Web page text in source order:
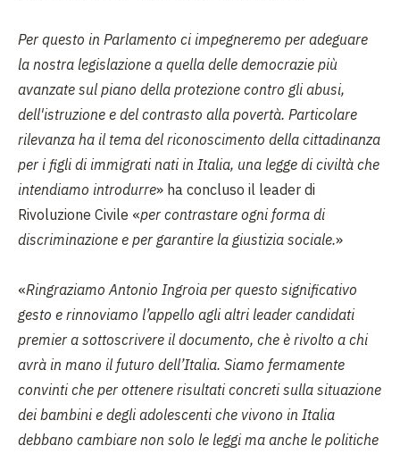
Per questo in Parlamento ci impegneremo per adeguare
la nostra legislazione a quella delle democrazie più
avanzate sul piano della protezione contro gli abusi,
dell'istruzione e del contrasto alla povertà. Particolare
rilevanza ha il tema del riconoscimento della cittadinanza
per i figli di immigrati nati in Italia, una legge di civiltà che
intendiamo introdurre» ha concluso il leader di
Rivoluzione Civile «per contrastare ogni forma di
discriminazione e per garantire la giustizia sociale.»
«Ringraziamo Antonio Ingroia per questo significativo
gesto e rinnoviamo l’appello agli altri leader candidati
premier a sottoscrivere il documento, che è rivolto a chi
avrà in mano il futuro dell’Italia. Siamo fermamente
convinti che per ottenere risultati concreti sulla situazione
dei bambini e degli adolescenti che vivono in Italia
debbano cambiare non solo le leggi ma anche le politiche